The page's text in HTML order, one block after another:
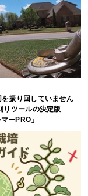
を振り回していません
りツールの決定版
ーPRO」